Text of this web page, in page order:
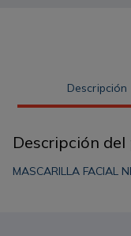
Descripción
Descripción
MASCARILLA FACIAL